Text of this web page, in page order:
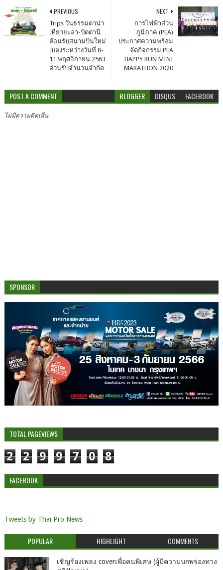
NEXT
การไฟฟ้าส่วน
ภูมิภาค (PEA)
ประกาศความพร้อม
จัดกิจกรรม PEA
HAPPY RUN MINI
MARATHON 2020
PREVIOUS
Trips วันธรรมดาน่า
เที่ยวยะลา-ปัตตานี
ต้อนรับสนามบินใหม่
เบตงระหว่างวันที่ 8-
11 พฤศจิกายน 2563
ด่วนรับจำนวนจำกัด
POST A COMMENT BLOGGER DISQUS FACEBOOK
ไม่มีความคิดเห็น
SPONSOR
TOTAL PAGEVIEWS
2 2 9 9 7 0 8
FACEBOOK
Tweets by Thai Pro News
POPULAR HIGHLIGHT COMMENTS
เชิญร้องเพลง coverเพื่อคนพิเศษ (ผู้มีความบกพร่องทาง